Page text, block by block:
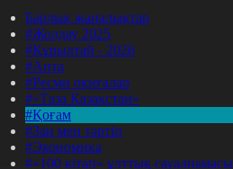
Барлық жаңалықтар
#Жолдау 2025
#Құрылтай - 2026
#Апта
#Ресми оқиғалар
#«Таза Қазақстан»
#Қоғам
#Заң мен тәртіп
#Экономика
#«100 кітап» ұлттық сауалнамасы